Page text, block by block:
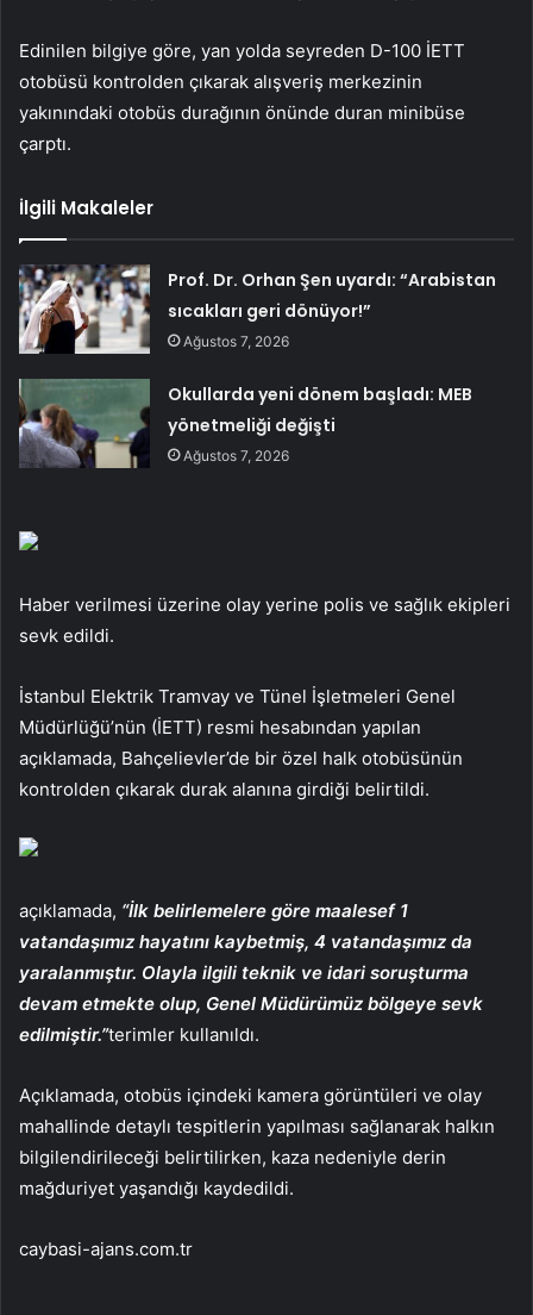
Edinilen bilgiye göre, yan yolda seyreden D-100 İETT
otobüsü kontrolden çıkarak alışveriş merkezinin
yakınındaki otobüs durağının önünde duran minibüse
çarptı.
İlgili Makaleler
Prof. Dr. Orhan Şen uyardı: “Arabistan
sıcakları geri dönüyor!”
Ağustos 7, 2026
Okullarda yeni dönem başladı: MEB
yönetmeliği değişti
Ağustos 7, 2026
Haber verilmesi üzerine olay yerine polis ve sağlık ekipleri
sevk edildi.
İstanbul Elektrik Tramvay ve Tünel İşletmeleri Genel
Müdürlüğü’nün (İETT) resmi hesabından yapılan
açıklamada, Bahçelievler’de bir özel halk otobüsünün
kontrolden çıkarak durak alanına girdiği belirtildi.
açıklamada, “İlk belirlemelere göre maalesef 1
vatandaşımız hayatını kaybetmiş, 4 vatandaşımız da
yaralanmıştır. Olayla ilgili teknik ve idari soruşturma
devam etmekte olup, Genel Müdürümüz bölgeye sevk
edilmiştir.”terimler kullanıldı.
Açıklamada, otobüs içindeki kamera görüntüleri ve olay
mahallinde detaylı tespitlerin yapılması sağlanarak halkın
bilgilendirileceği belirtilirken, kaza nedeniyle derin
mağduriyet yaşandığı kaydedildi.
caybasi-ajans.com.tr